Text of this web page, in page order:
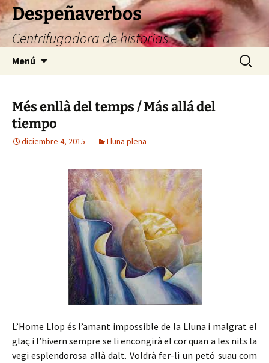
Saltar
al
contenido
Despeñaverbos
Centrifugadora de historias
Menú Buscar:
Més enllà del temps / Más allá del
tiempo
diciembre 4, 2015 Lluna plena
L’Home Llop és l’amant impossible de la Lluna i malgrat el
glaç i l’hivern sempre se li encongirà el cor quan a les nits la
vegi esplendorosa allà dalt. Voldrà fer-li un petó suau com